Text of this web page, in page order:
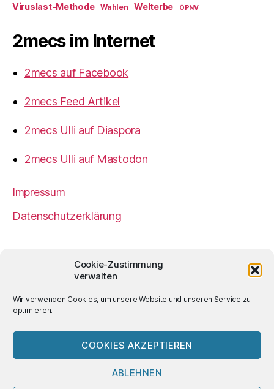
Cookie-Zustimmung
verwalten
Wir verwenden Cookies, um unsere Website und unseren Service zu
optimieren.
COOKIES AKZEPTIEREN
ABLEHNEN
Viruslast-Methode Wahlen Welterbe ÖPNV
2mecs im Internet
2mecs auf Facebook
2mecs Feed Artikel
2mecs Ulli auf Diaspora
2mecs Ulli auf Mastodon
Impressum
Datenschutzerklärung
Ulrich Würdemannist sofern nicht
anders angegeben lizenziert unter einer
Creative
Lizenz.